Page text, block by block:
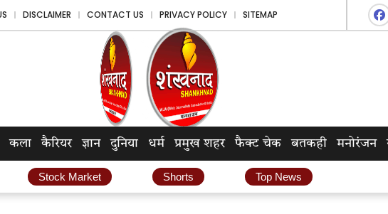
DISCLAIMER CONTACT US PRIVACY POLICY SITEMAP
कला कैरियर ज्ञान दुनिया धर्म प्रमुख शहर फैक्ट चेक बतकही मनोरंजन
Stock Market Shorts Top News